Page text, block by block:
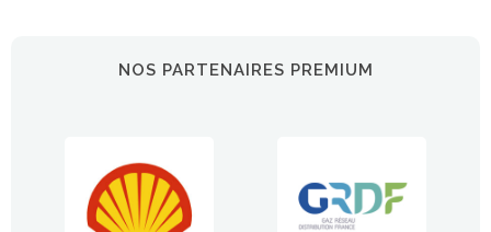
NOS PARTENAIRES PREMIUM